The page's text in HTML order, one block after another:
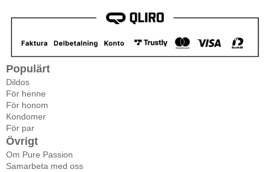
Populärt
Dildos
För henne
För honom
Kondomer
För par
Övrigt
Om Pure Passion
Samarbeta med oss